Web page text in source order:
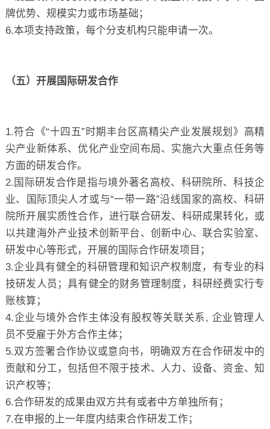
牌优势、规模实力或市场基础；
6.本项支持政策，每个分支机构只能申请一次。
（五）开展国际研发合作
1.符合《“十四五”时期丰台区高精尖产业发展规划》高精
尖产业新体系、优化产业空间布局、实施六大重点任务等
方面的研发合作。
2.国际研发合作是指与境外著名高校、科研院所、科技企
业、国际顶尖人才或与“一带一路”沿线国家的高校、科研
院所开展实质性合作，进行联合研发、科研成果转化，或
以共建海外产业技术创新平台、创新中心、联合实验室、
研发中心等形式，开展的国际合作研发项目；
3.企业具有健全的科研管理和知识产权制度，有专业的科
技研发人员；具有健全的财务管理制度，科研经费实行专
账核算；
4.企业与境外合作主体没有股权等关联关系, 企业管理人
员不受雇于外方合作主体；
5.双方签署合作协议或意向书，明确双方在合作研发中的
贡献和分工，包括但不限于技术、人力、设备、资金、知
识产权等；
6.合作研发的成果由双方共有或者中方单独所有；
7.在申报的上一年度内结束合作研发工作；